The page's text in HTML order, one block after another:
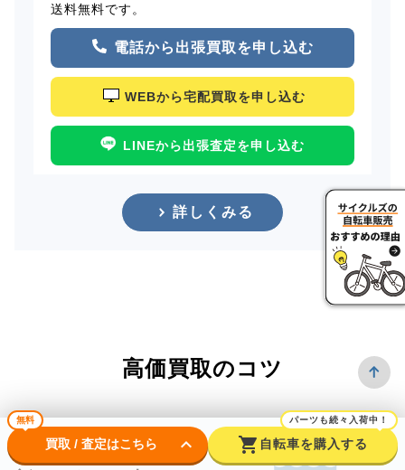
送料無料です。
電話から出張買取を申し込む
WEBから宅配買取を申し込む
LINEから出張査定を申し込む
詳しくみる
高価買取のコツ
できるだけ
無料
買取 / 査定はこちら keyboard_arrow_down shopping_cart
パーツも続々入荷中！
自転車を購入する